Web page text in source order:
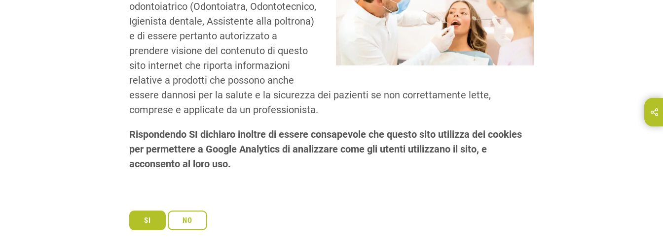
odontoiatrico (Odontoiatra, Odontotecnico,
Igienista dentale, Assistente alla poltrona)
e di essere pertanto autorizzato a
prendere visione del contenuto di questo
sito internet che riporta informazioni
relative a prodotti che possono anche
essere dannosi per la salute e la sicurezza dei pazienti se non correttamente lette,
comprese e applicate da un professionista.
Rispondendo SI dichiaro inoltre di essere consapevole che questo sito utilizza dei cookies
per permettere a Google Analytics di analizzare come gli utenti utilizzano il sito, e
acconsento al loro uso.